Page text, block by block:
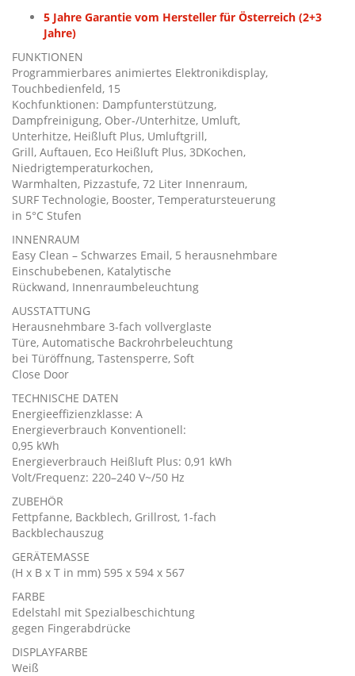
5 Jahre Garantie vom Hersteller für Österreich (2+3
Jahre)
FUNKTIONEN
Programmierbares animiertes Elektronikdisplay,
Touchbedienfeld, 15
Kochfunktionen: Dampfunterstützung,
Dampfreinigung, Ober-/Unterhitze, Umluft,
Unterhitze, Heißluft Plus, Umluftgrill,
Grill, Auftauen, Eco Heißluft Plus, 3DKochen,
Niedrigtemperaturkochen,
Warmhalten, Pizzastufe, 72 Liter Innenraum,
SURF Technologie, Booster, Temperatursteuerung
in 5°C Stufen
INNENRAUM
Easy Clean – Schwarzes Email, 5 herausnehmbare
Einschubebenen, Katalytische
Rückwand, Innenraumbeleuchtung
AUSSTATTUNG
Herausnehmbare 3-fach vollverglaste
Türe, Automatische Backrohrbeleuchtung
bei Türöffnung, Tastensperre, Soft
Close Door
TECHNISCHE DATEN
Energieeffizienzklasse: A
Energieverbrauch Konventionell:
0,95 kWh
Energieverbrauch Heißluft Plus: 0,91 kWh
Volt/Frequenz: 220–240 V~/50 Hz
ZUBEHÖR
Fettpfanne, Backblech, Grillrost, 1-fach
Backblechauszug
GERÄTEMASSE
(H x B x T in mm) 595 x 594 x 567
FARBE
Edelstahl mit Spezialbeschichtung
gegen Fingerabdrücke
DISPLAYFARBE
Weiß